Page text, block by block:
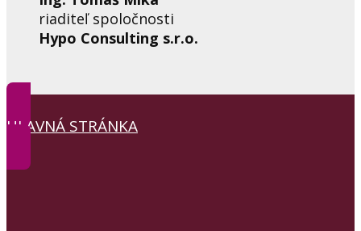
riaditeľ spoločnosti
Hypo Consulting s.r.o.
HLAVNÁ STRÁNKA